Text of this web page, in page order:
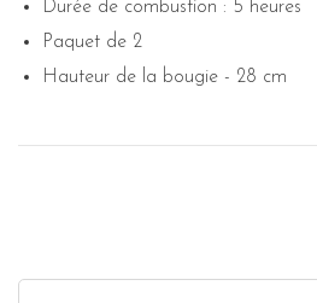
Durée de combustion : 5 heures
Paquet de 2
Hauteur de la bougie - 28 cm